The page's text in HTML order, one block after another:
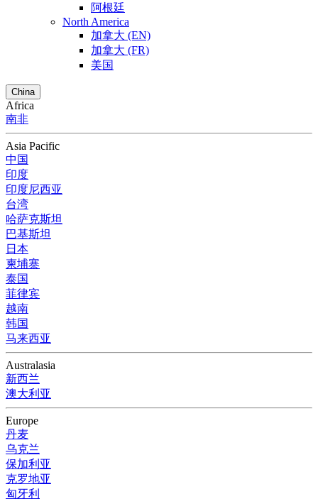
阿根廷
North America
加拿大 (EN)
加拿大 (FR)
美国
China
Africa
南非
Asia Pacific
中国
印度
印度尼西亚
台湾
哈萨克斯坦
巴基斯坦
日本
柬埔寨
泰国
菲律宾
越南
韩国
马来西亚
Australasia
新西兰
澳大利亚
Europe
丹麦
乌克兰
保加利亚
克罗地亚
匈牙利